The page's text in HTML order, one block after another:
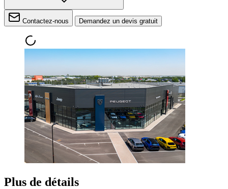
Contactez-nous Demandez un devis gratuit
Plus de détails